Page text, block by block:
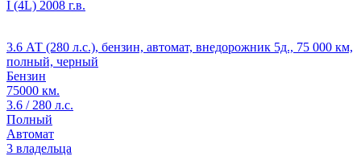
I (4L) 2008 г.в.
3.6 АТ (280 л.с.), бензин, автомат, внедорожник 5д., 75 000 км,
полный, черный
Бензин
75000 км.
3.6 / 280 л.с.
Полный
Автомат
3 владельца